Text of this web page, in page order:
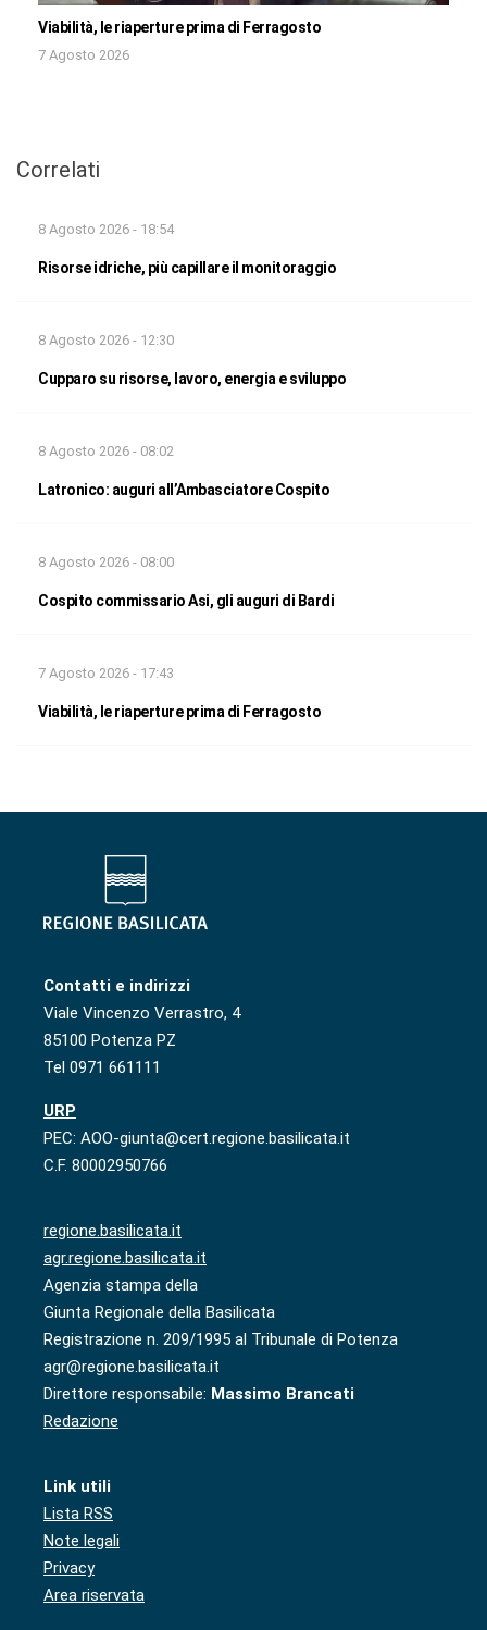
Viabilità, le riaperture prima di Ferragosto
7 Agosto 2026
Correlati
8 Agosto 2026 - 18:54
Risorse idriche, più capillare il monitoraggio
8 Agosto 2026 - 12:30
Cupparo su risorse, lavoro, energia e sviluppo
8 Agosto 2026 - 08:02
Latronico: auguri all’Ambasciatore Cospito
8 Agosto 2026 - 08:00
Cospito commissario Asi, gli auguri di Bardi
7 Agosto 2026 - 17:43
Viabilità, le riaperture prima di Ferragosto
Contatti e indirizzi
Viale Vincenzo Verrastro, 4
85100 Potenza PZ
Tel 0971 661111
URP
PEC: AOO-giunta@cert.regione.basilicata.it
C.F. 80002950766
regione.basilicata.it
agr.regione.basilicata.it
Agenzia stampa della
Giunta Regionale della Basilicata
Registrazione n. 209/1995 al Tribunale di Potenza
agr@regione.basilicata.it
Direttore responsabile: Massimo Brancati
Redazione
Link utili
Lista RSS
Note legali
Privacy
Area riservata